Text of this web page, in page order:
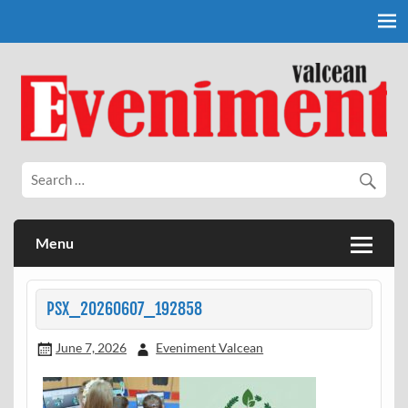
Eveniment Valcean
Menu
PSX_20260607_192858
June 7, 2026 Eveniment Valcean